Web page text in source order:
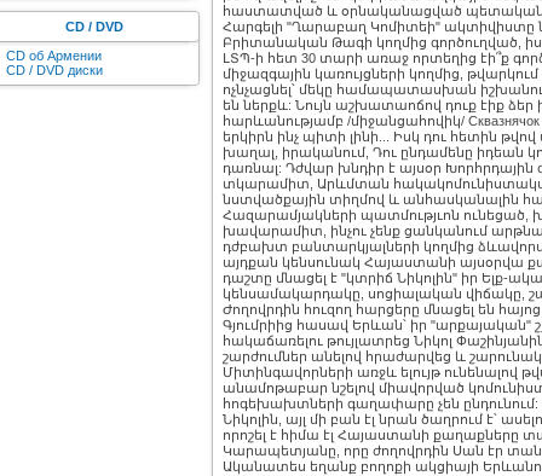
CD / DVD
CD об Армении
CD / DVD диски
հաստատված և օրնականացված պետական
Հարգելի "Ղարաբաղ Կոմիտեի" ակտիվիստը
Բրիտանական Թագի կողմից գործուղված,
ԼՏՊ-ի հետ 30 տարի առաջ որտեղից էի՞ք
միջազգային կառույցների կողմից,
ոչնչացնել՝ մեկը համապատասխան
են ներքև: Նույն աշխատաոճով դուք էիք
հարևանությամբ /միջանցահովիկ/
երկիրն ինչ պիտի լինի... Իսկ դու հետին
խաղալ, իրականում, Դու ընդամենը իդեան
դառնալ: Դժվար խնդիր է այսօր
տկարամիտ, Արևմտան
նստվածքային տիղմով և անհասկանալին
Հազարամյակների պատմությւոն ունեցած,
խավարամիտ, ինչու չենք ցանկանում
դժբախտ բանտարկյալների կողմից
այդքան կենսունակ Հայաստանի այսօրվա
դաշտը մնացել է "կտրիճ Նիկոլին" իր Ելք-
կենսամակարդակը, սոցիալական վիճակը,
Ժողովրդին հուզող հարցերը մնացել են
Գյումրիից հասավ Երևան՝ իր "արքայական"
հակաճառելու թույլատրեց Նիկոլ
շարժումներ անելով հրաժարվեց և
Միտինգավորների առջև ելույթ ունենալով
անամոթաբար նշելով միավորված
հոգեխախտների գաղափարը չեն ընդունում:
Նիկոլին, այլ մի բան էլ նրան ծաղրում է՝
որոշել է հիմա էլ Հայաստանի քաղաքները
Կարապետյանը, որը ժողովրդին Սան էր
Ականատես եղանք բողոքի ակցիայի